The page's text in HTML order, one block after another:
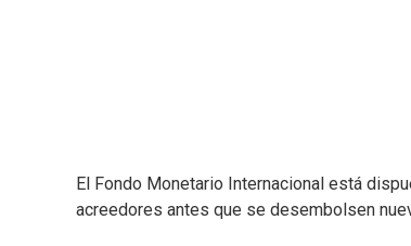
El Fondo Monetario Internacional está
acreedores antes que se desembolsen